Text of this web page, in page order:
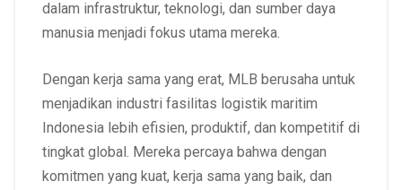
dalam infrastruktur, teknologi, dan sumber daya
manusia menjadi fokus utama mereka.
Dengan kerja sama yang erat, MLB berusaha untuk
menjadikan industri fasilitas logistik maritim
Indonesia lebih efisien, produktif, dan kompetitif di
tingkat global. Mereka percaya bahwa dengan
komitmen yang kuat, kerja sama yang baik, dan